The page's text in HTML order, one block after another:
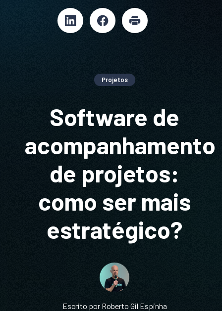
Projetos
Software de
acompanhamento
de projetos:
como ser mais
estratégico?
Escrito por Roberto Gil Espinha